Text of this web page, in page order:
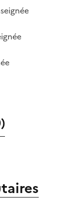
)